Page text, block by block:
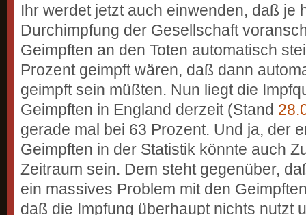
Ihr werdet jetzt auch einwenden, daß je
Durchimpfung der Gesellschaft
Geimpften an den Toten automatisch
Prozent geimpft wären, daß dann
geimpft sein müßten. Nun liegt die
Geimpften in England derzeit (Stand
gerade mal bei 63 Prozent. Und ja, der
Geimpften in der Statistik könnte auch
Zeitraum sein. Dem steht gegenüber,
ein massives Problem mit den
daß die Impfung überhaupt nichts nutzt